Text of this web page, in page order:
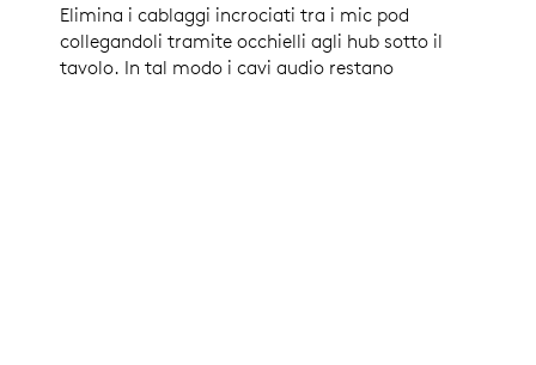
Elimina i cablaggi incrociati tra i mic pod
collegandoli tramite occhielli agli hub sotto il
tavolo. In tal modo i cavi audio restano